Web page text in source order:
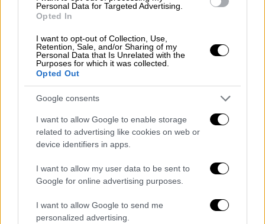
Personal Data for Targeted Advertising.
Opted In
I want to opt-out of Collection, Use,
Retention, Sale, and/or Sharing of my
Personal Data that Is Unrelated with the
Purposes for which it was collected.
Opted Out
Google consents
I want to allow Google to enable storage
related to advertising like cookies on web or
device identifiers in apps.
I want to allow my user data to be sent to
Google for online advertising purposes.
I want to allow Google to send me
personalized advertising.
Έκανε δε λόγο για μια κωμικοτραγική
Βαβέλ
», που αν και μιλάει με τελείως
διαφορετικές γλώσσες, μπορεί να
συνεννοηθεί μόνο σε ένα κοινό σύνθημα:
πέσει η Νέα Δημοκρατία και ο Μητσοτάκης».
Μάλιστα σημείωσε πως «από τη μία πλευρά,
θα παρελαύνουν με τάχα σημερινά
προσωπεία χθεσινοί πρωταγωνιστές, με
προχθεσινά συνθήματα, αλλά και κόμματα
που εισηγούνται ένα εύκολο και κυρίως
ακοστολόγητοαύριο, την ώρα που η δική
τους βελόνα παραμένει κολλημένη σε
περασμένες δεκαετίες. Ενώ, από την άλλη